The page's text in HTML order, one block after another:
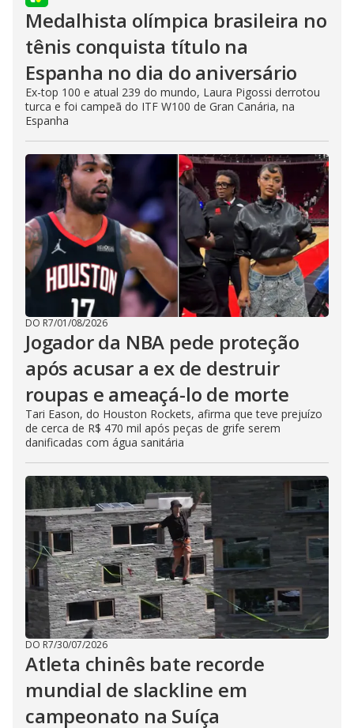
Medalhista olímpica brasileira no
tênis conquista título na
Espanha no dia do aniversário
Ex-top 100 e atual 239 do mundo, Laura Pigossi derrotou
turca e foi campeã do ITF W100 de Gran Canária, na
Espanha
DO R7/01/08/2026
Jogador da NBA pede proteção
após acusar a ex de destruir
roupas e ameaçá-lo de morte
Tari Eason, do Houston Rockets, afirma que teve prejuízo
de cerca de R$ 470 mil após peças de grife serem
danificadas com água sanitária
DO R7/30/07/2026
Atleta chinês bate recorde
mundial de slackline em
campeonato na Suíça